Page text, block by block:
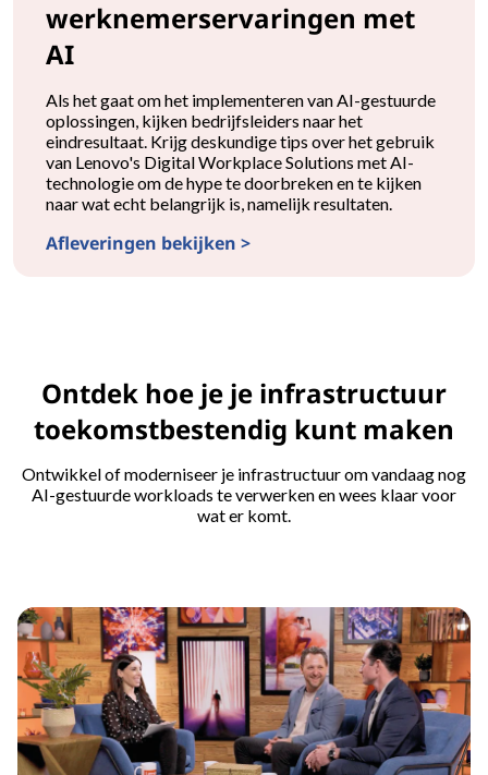
werknemerservaringen met
AI
Als het gaat om het implementeren van AI-gestuurde
oplossingen, kijken bedrijfsleiders naar het
eindresultaat. Krijg deskundige tips over het gebruik
van Lenovo's Digital Workplace Solutions met AI-
technologie om de hype te doorbreken en te kijken
naar wat echt belangrijk is, namelijk resultaten.
Afleveringen bekijken >
Ontdek hoe je je infrastructuur
toekomstbestendig kunt maken
Ontwikkel of moderniseer je infrastructuur om vandaag nog
AI-gestuurde workloads te verwerken en wees klaar voor
wat er komt.